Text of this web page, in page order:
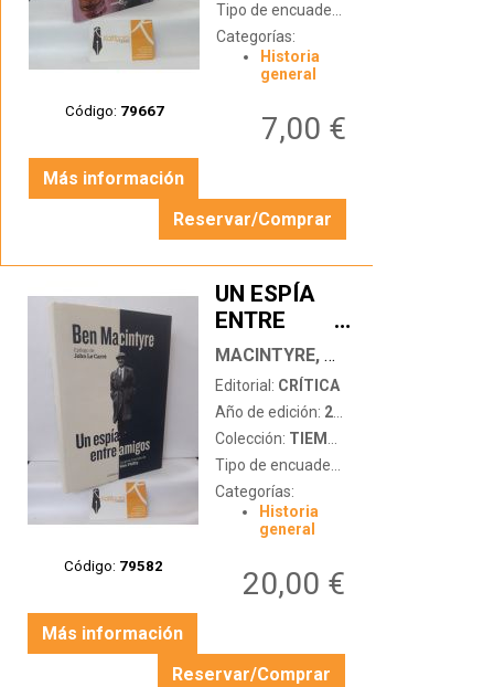
Código: 79667
Tipo de encuadernación:
Categorías:
Historia
general
7,00 €
Más información
Reservar/Comprar
Código: 79582
UN ESPÍA
ENTRE
AMIGOS. LA
GRAN
TRAICIÓN
DE KIM
PHILBY
…
MACINTYRE, BEN
Editorial: CRÍTICA
Año de edición: 2015
Colección: TIEMPO DE HISTORIA
Tipo de encuadernación:
Categorías:
Historia
general
20,00 €
Más información
Reservar/Comprar